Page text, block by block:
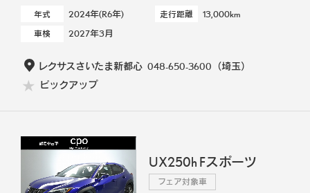
年式
2024年(R6年) 走行距離 13,000km
車検 2027年3月
レクサスさいたま新都心 048-650-3600 （埼玉）
ピックアップ
UX250h Fスポーツ
フェア対象車